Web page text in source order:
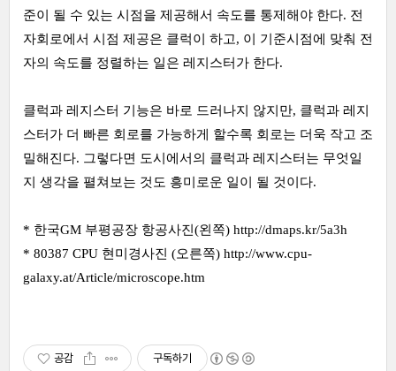
준이 될 수 있는 시점을 제공해서 속도를 통제해야 한다. 전
자회로에서 시점 제공은 클럭이 하고, 이 기준시점에 맞춰 전
자의 속도를 정렬하는 일은 레지스터가 한다.
클럭과 레지스터 기능은 바로 드러나지 않지만, 클럭과 레지
스터가 더 빠른 회로를 가능하게 할수록 회로는 더욱 작고 조
밀해진다. 그렇다면 도시에서의 클럭과 레지스터는 무엇일
지 생각을 펼쳐보는 것도 흥미로운 일이 될 것이다.
* 한국GM 부평공장 항공사진(왼쪽) http://dmaps.kr/5a3h
* 80387 CPU 현미경사진 (오른쪽) http://www.cpu-
galaxy.at/Article/microscope.htm
공감 구독하기